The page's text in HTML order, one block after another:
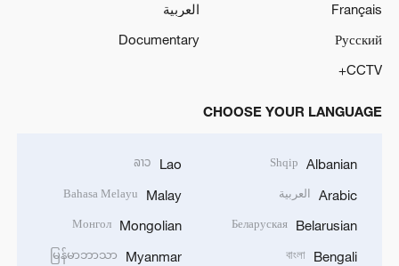
Français
العربية
Русский
Documentary
CCTV+
CHOOSE YOUR LANGUAGE
Albanian
Shqip
Arabic العربية
Belarusian
Беларуская
Bengali
বাংলা
Lao
ລາວ
Malay
Bahasa Melayu
Mongolian
Монгол
Myanmar
မြန်မာဘာသာ